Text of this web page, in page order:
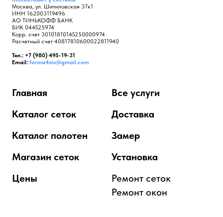
Москва, ул. Шипиловская 37к1
ИНН 162003119496
АО ТИНЬКОФФ БАНК
БИК 044525974
Корр. счет 30101810145250000974
Расчетный счет 40817810600022811940
Тел.: +7 (980) 495-19-31
Email: forma4ms@gmail.com
Главная
Каталог сеток
Каталог полотен
Магазин сеток
Цены
Все услуги
Доставка
Замер
Установка
Ремонт сеток
Ремонт окон